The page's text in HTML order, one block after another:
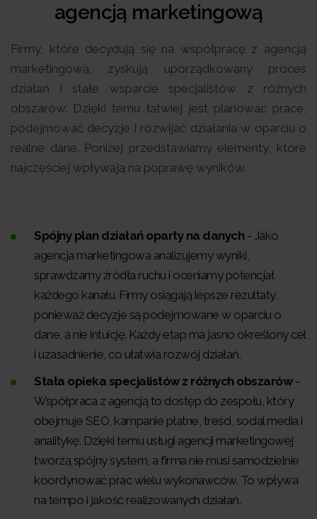
agencją marketingową
Firmy, które decydują się na współpracę z agencją
marketingową, zyskują uporządkowany proces
działań i stałe wsparcie specjalistów z różnych
obszarów. Dzięki temu łatwiej jest planować prace,
podejmować decyzje i rozwijać działania w oparciu o
realne dane. Poniżej przedstawiamy elementy, które
najczęściej wpływają na poprawę wyników.
Spójny plan działań oparty na danych - Jako
agencja marketingowa analizujemy wyniki,
sprawdzamy źródła ruchu i oceniamy potencjał
każdego kanału. Firmy osiągają lepsze rezultaty,
ponieważ decyzje są podejmowane w oparciu o
dane, a nie intuicję. Każdy etap ma jasno określony cel
i uzasadnienie, co ułatwia rozwój działań.
Stała opieka specjalistów z różnych obszarów-
Współpraca z agencją to dostęp do zespołu, który
obejmuje SEO, kampanie płatne, treści, social media i
analitykę. Dzięki temu usługi agencji marketingowej
tworzą spójny system, a firma nie musi samodzielnie
koordynować prac wielu wykonawców. To wpływa
na tempo i jakość realizowanych działań.